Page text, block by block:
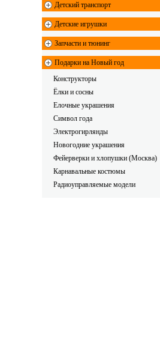
Детский транспорт
Детские игрушки
Запчасти и тюнинг
Подарки на Новый год
Конструкторы
Ёлки и сосны
Елочные украшения
Символ года
Электрогирлянды
Новогодние украшения
Фейерверки и хлопушки (Москва)
Карнавальные костюмы
Радиоуправляемые модели